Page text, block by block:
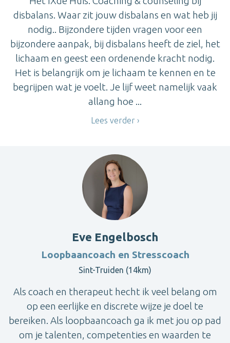
disbalans. Waar zit jouw disbalans en wat heb jij
nodig.. Bijzondere tijden vragen voor een
bijzondere aanpak, bij disbalans heeft de ziel, het
lichaam en geest een ordenende kracht nodig.
Het is belangrijk om je lichaam te kennen en te
begrijpen wat je voelt. Je lijf weet namelijk vaak
allang hoe ...
Lees verder
Eve Engelbosch
Loopbaancoach en Stresscoach
Sint-Truiden (14km)
Als coach en therapeut hecht ik veel belang om
op een eerlijke en discrete wijze je doel te
bereiken. Als loopbaancoach ga ik met jou op pad
om je talenten, competenties en waarden te